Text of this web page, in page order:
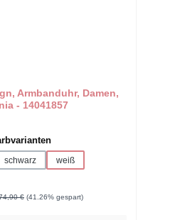
Armbanduhr, Damen,
- 14041857
auswählen
schwarz weiß
Preis:
€ (41.26% gespart)